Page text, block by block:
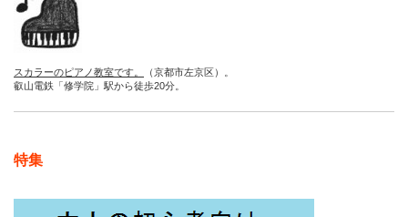
スカラーのピアノ教室です。
（京都市左京区）。
叡山電鉄「修学院」駅から徒歩20分。
特集